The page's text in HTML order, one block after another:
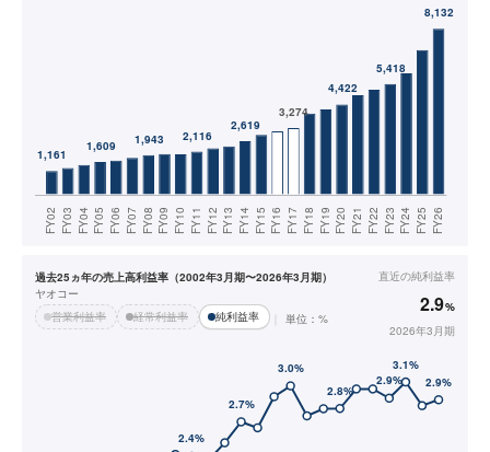
過去25ヵ年の売上高利益率（2002年3月期〜2026年3月期）
ヤオコー
営業利益率
経常利益率 純利益率 単位：%
直近の純利益率
2.9%
2026年3月期